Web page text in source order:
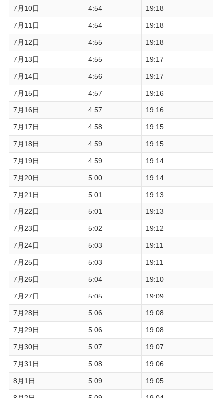
7月10日 4:54 19:18
7月11日 4:54 19:18
7月12日 4:55 19:18
7月13日 4:55 19:17
7月14日 4:56 19:17
7月15日 4:57 19:16
7月16日 4:57 19:16
7月17日 4:58 19:15
7月18日 4:59 19:15
7月19日 4:59 19:14
7月20日 5:00 19:14
7月21日 5:01 19:13
7月22日 5:01 19:13
7月23日 5:02 19:12
7月24日 5:03 19:11
7月25日 5:03 19:11
7月26日 5:04 19:10
7月27日 5:05 19:09
7月28日 5:06 19:08
7月29日 5:06 19:08
7月30日 5:07 19:07
7月31日 5:08 19:06
8月1日 5:09 19:05